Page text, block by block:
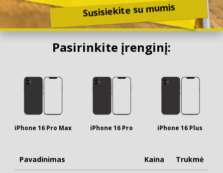
Susisiekite su mumis
Pasirinkite įrenginį:
iPhone 16 Pro Max iPhone 16 Pro iPhone 16 Plus
Pavadinimas Kaina Trukmė